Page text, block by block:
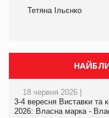
Тетяна Ільєнко
18 червня 2026 |
3-4 вересня Виставки та
2026: Власна марка -